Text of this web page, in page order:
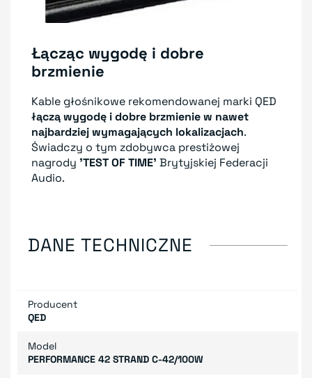
Łącząc wygodę i dobre
brzmienie
Kable głośnikowe rekomendowanej marki QED
łączą wygodę i dobre brzmienie w nawet
najbardziej wymagających lokalizacjach.
Świadczy o tym zdobywca prestiżowej
nagrody 'TEST OF TIME' Brytyjskiej Federacji
Audio.
DANE TECHNICZNE
Producent
QED
Model
PERFORMANCE 42 STRAND C-42/100W